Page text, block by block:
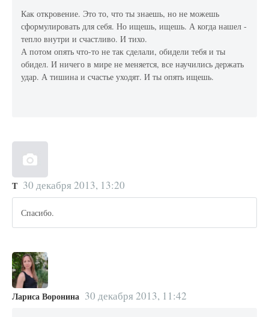
Как откровение. Это то, что ты знаешь, но не можешь
сформулировать для себя. Но ищешь, ищешь. А когда нашел -
тепло внутри и счастливо. И тихо.
А потом опять что-то не так сделали, обидели тебя и ты
обидел. И ничего в мире не меняется, все научились держать
удар. А тишина и счастье уходят. И ты опять ищешь.
Т 30 декабря 2013, 13:20
Спасибо.
Лариса Воронина 30 декабря 2013, 11:42